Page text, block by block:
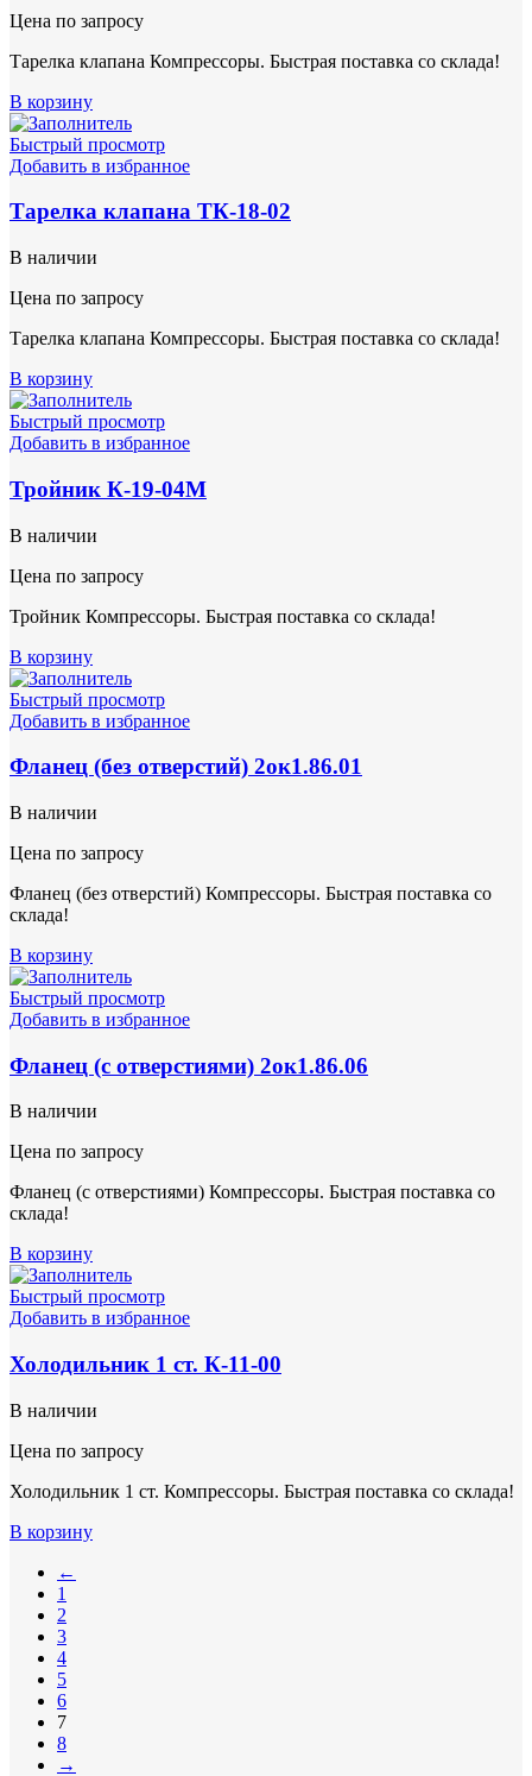
Цена по запросу
Тарелка клапана Компрессоры. Быстрая поставка со склада!
В корзину
Быстрый просмотр
Добавить в избранное
Тарелка клапана ТК-18-02
В наличии
Цена по запросу
Тарелка клапана Компрессоры. Быстрая поставка со склада!
В корзину
Быстрый просмотр
Добавить в избранное
Тройник К-19-04М
В наличии
Цена по запросу
Тройник Компрессоры. Быстрая поставка со склада!
В корзину
Быстрый просмотр
Добавить в избранное
Фланец (без отверстий) 2ок1.86.01
В наличии
Цена по запросу
Фланец (без отверстий) Компрессоры. Быстрая поставка со
склада!
В корзину
Быстрый просмотр
Добавить в избранное
Фланец (с отверстиями) 2ок1.86.06
В наличии
Цена по запросу
Фланец (с отверстиями) Компрессоры. Быстрая поставка со
склада!
В корзину
Быстрый просмотр
Добавить в избранное
Холодильник 1 ст. К-11-00
В наличии
Цена по запросу
Холодильник 1 ст. Компрессоры. Быстрая поставка со склада!
В корзину
←
1
2
3
4
5
6
7
8
→